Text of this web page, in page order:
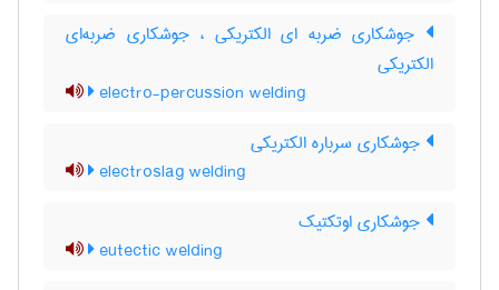
جوشکاری ضربه ای الکتریکی ، جوشکاری ضربه‌ای
الکتریکی
electro-percussion welding
جوشکاری سرباره الکتریکی
electroslag welding
جوشکاری اوتکتیک
eutectic welding